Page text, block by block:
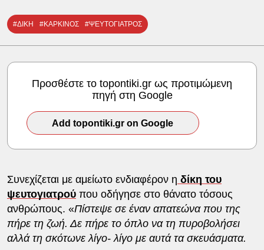
#ΔΙΚΗ #ΚΑΡΚΙΝΟΣ #ΨΕΥΤΟΓΙΑΤΡΟΣ
Προσθέστε το topontiki.gr ως προτιμώμενη
πηγή στη Google
Add topontiki.gr on Google
Συνεχίζεται με αμείωτο ενδιαφέρον η δίκη του
ψευτογιατρούπου οδήγησε στο θάνατο τόσους
ανθρώπους. «Πίστεψε σε έναν απατεώνα που της
πήρε τη ζωή. Δε πήρε το όπλο να τη πυροβολήσει
αλλά τη σκότωνε λίγο- λίγο με αυτά τα σκευάσματα.